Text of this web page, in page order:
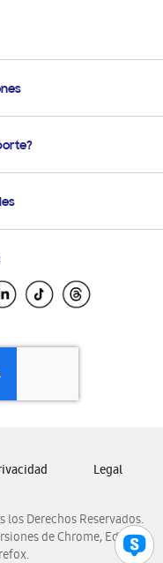
Derechos Reservados.
de Chrome, Edge,
Legal